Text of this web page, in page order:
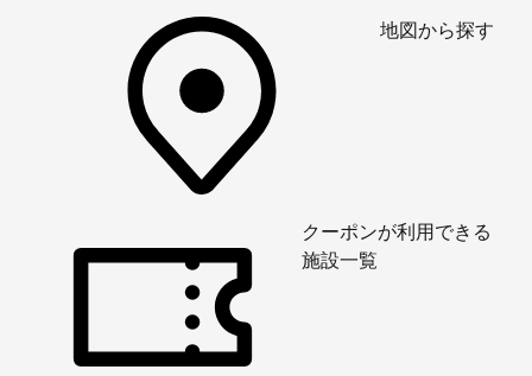
地図から探す
クーポンが利用できる
施設一覧